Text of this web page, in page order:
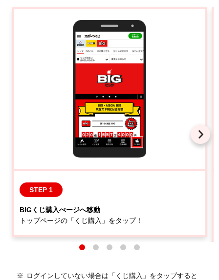
STEP 1
BIGくじ購入ぺージへ移動
トップページの「くじ購入」をタップ！
ログインしていない場合は「くじ購入」をタップすると